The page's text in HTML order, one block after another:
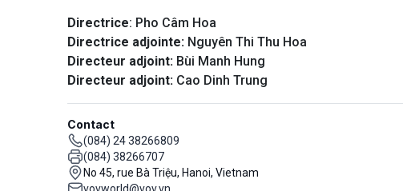
Directrice: Pho Câm Hoa
Directrice adjointe: Nguyên Thi Thu Hoa
Directeur adjoint: Bùi Manh Hung
Directeur adjoint: Cao Dinh Trung
Contact
(084) 24 38266809
(084) 38266707
No 45, rue Bà Triệu, Hanoi, Vietnam